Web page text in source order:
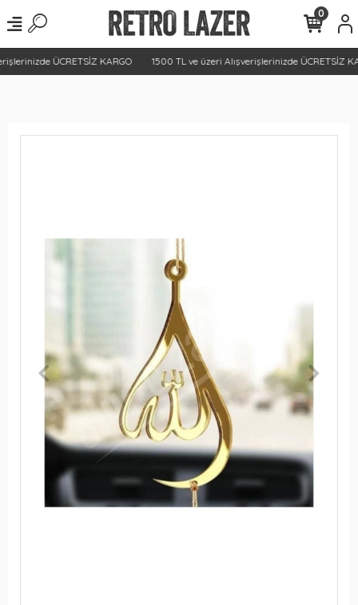
ÜCRETSİZ KARGO 1500 TL ve üzeri Alışverişlerinizde ÜCRETSİZ
0